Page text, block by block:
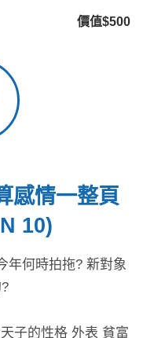
價值$500
感情一整頁
10)
年何時拍拖? 新對象
子的性格 外表 貧富